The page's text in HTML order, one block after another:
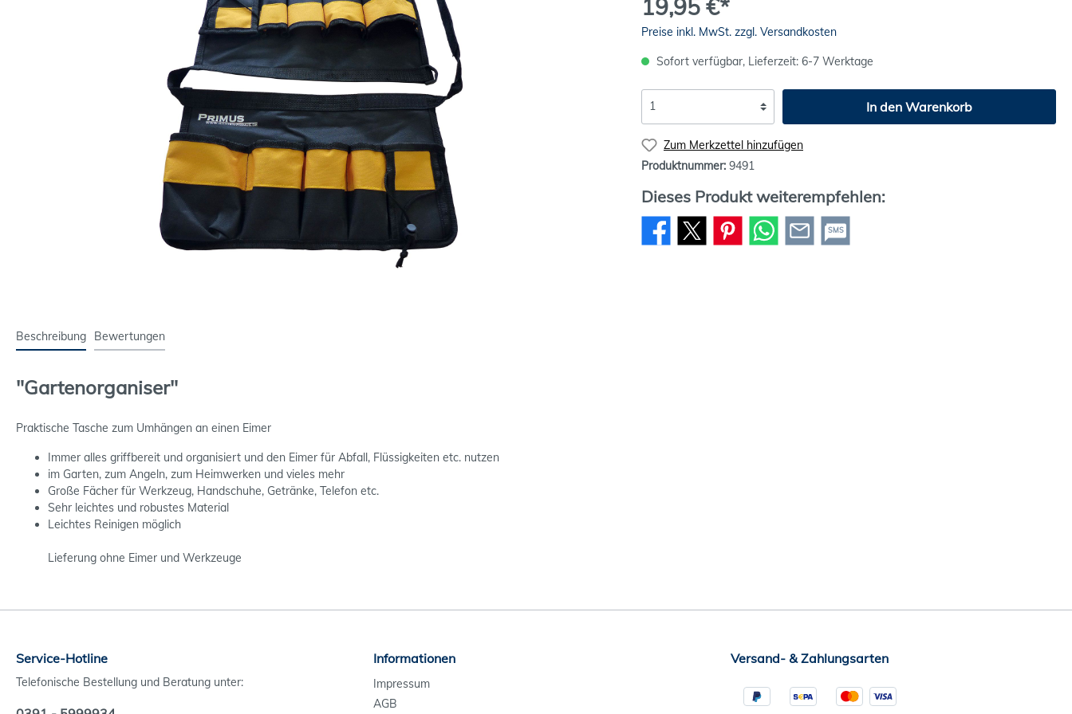
19,95 €*
Preise inkl. MwSt. zzgl. Versandkosten
Sofort verfügbar, Lieferzeit: 6-7 Werktage
In den Warenkorb
Zum Merkzettel hinzufügen
Produktnummer: 9491
Dieses Produkt weiterempfehlen:
SMS
Beschreibung Bewertungen
"Gartenorganiser"
Praktische Tasche zum Umhängen an einen Eimer
Immer alles griffbereit und organisiert und den Eimer für Abfall, Flüssigkeiten etc. nutzen
im Garten, zum Angeln, zum Heimwerken und vieles mehr
Große Fächer für Werkzeug, Handschuhe, Getränke, Telefon etc.
Sehr leichtes und robustes Material
Leichtes Reinigen möglich
Lieferung ohne Eimer und Werkzeuge
Service-Hotline
Telefonische Bestellung und Beratung unter:
Informationen
Impressum
AGB
Versand- & Zahlungsarten